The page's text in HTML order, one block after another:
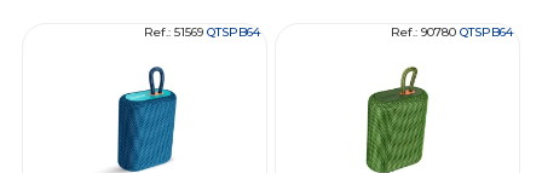
Ref.: 51569 QTSPB64 Ref.: 90780 QTSPB64